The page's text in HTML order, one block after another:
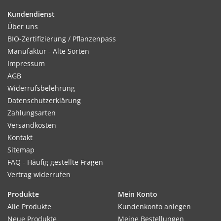
Standort:
Nicht genutzte Beete. Strapazierte Böden.
Verwendung:
Für die Gesundung des Bodens. Gute Bienenweide.
Inhalt:
250 g für 12,5 m²
Kundendienst
Über uns
BIO-Zertifizierung / Pflanzenpass
Manufaktur - Alte Sorten
Impressum
AGB
Widerrufsbelehrung
Datenschutzerklärung
Zahlungsarten
Versandkosten
Kontakt
Sitemap
FAQ - Häufig gestellte Fragen
Vertrag widerrufen
Produkte
Alle Produkte
Neue Produkte
Mein Konto
Kundenkonto anlegen
Meine Bestellungen